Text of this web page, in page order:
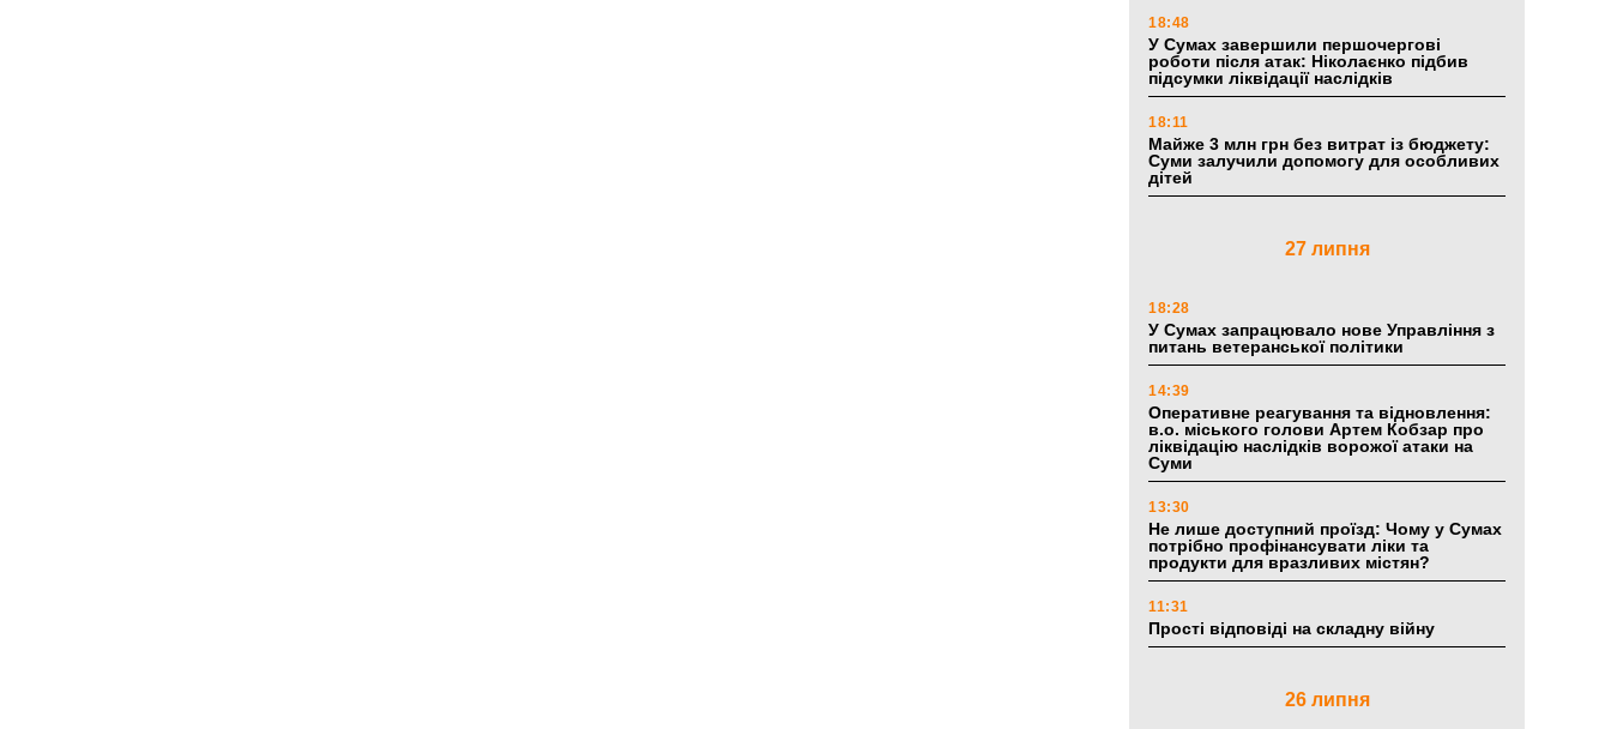
18:48
У Сумах завершили першочергові
роботи після атак: Ніколаєнко підбив
підсумки ліквідації наслідків
18:11
Майже 3 млн грн без витрат із бюджету:
Суми залучили допомогу для особливих
дітей
27 липня
18:28
У Сумах запрацювало нове Управління з
питань ветеранської політики
14:39
Оперативне реагування та відновлення:
в.о. міського голови Артем Кобзар про
ліквідацію наслідків ворожої атаки на
Суми
13:30
Не лише доступний проїзд: Чому у Сумах
потрібно профінансувати ліки та
продукти для вразливих містян?
11:31
Прості відповіді на складну війну
26 липня